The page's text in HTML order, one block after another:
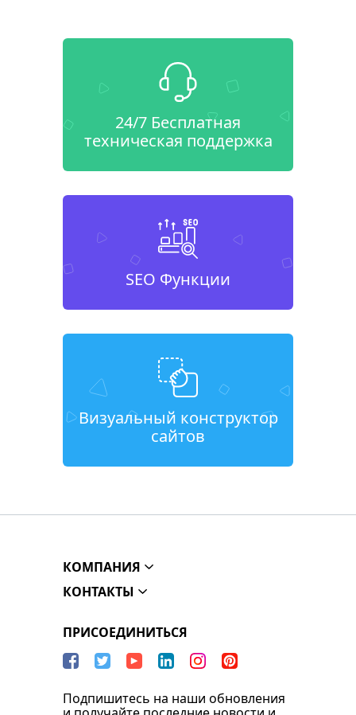
24/7 Бесплатная
техническая поддержка
SEO Функции
Визуальный конструктор
сайтов
КОМПАНИЯ
КОНТАКТЫ
ПРИСОЕДИНИТЬСЯ
Подпишитесь на наши обновления